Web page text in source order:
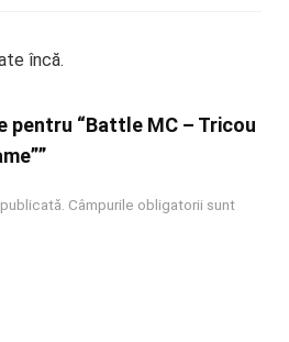
încă.
pentru “Battle MC – Tricou
Câmpurile obligatorii sunt